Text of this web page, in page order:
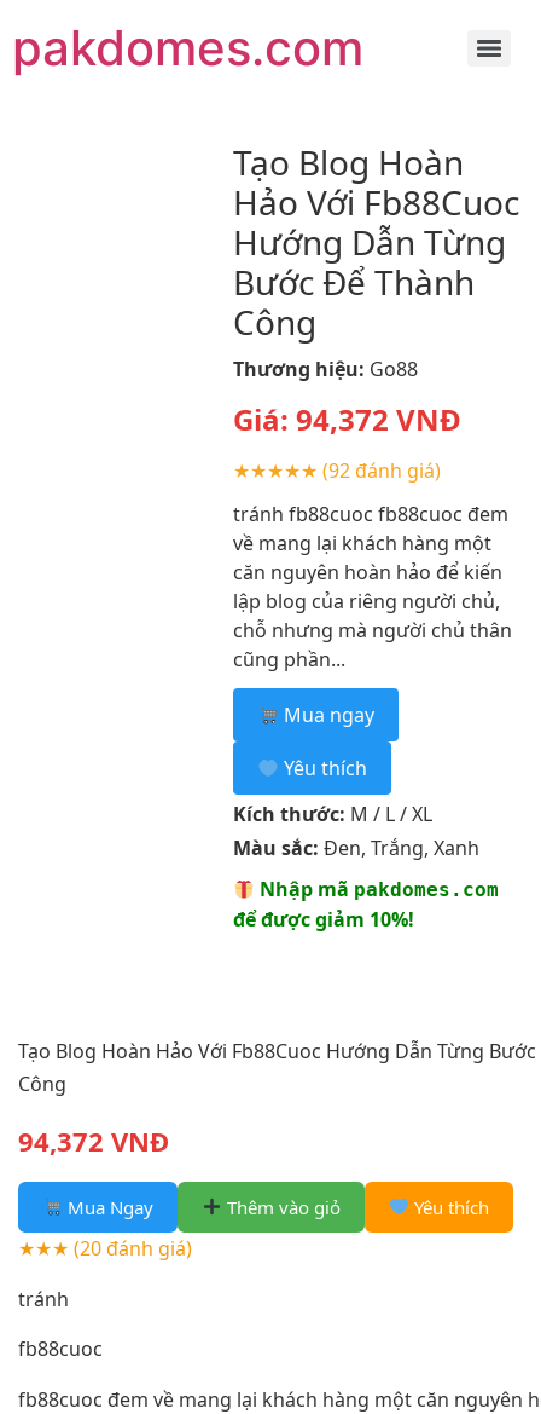
pakdomes.com
Tạo Blog Hoàn
Hảo Với Fb88Cuoc
Hướng Dẫn Từng
Bước Để Thành
Công
Thương hiệu: Go88
Giá: 94,372 VNĐ
★★★★★ (92 đánh giá)
tránh fb88cuoc fb88cuoc đem
về mang lại khách hàng một
căn nguyên hoàn hảo để kiến
lập blog của riêng người chủ,
chỗ nhưng mà người chủ thân
cũng phần...
Mua ngay
Yêu thích
Kích thước: M / L / XL
Màu sắc: Đen, Trắng, Xanh
Nhập mã pakdomes.com
để được giảm 10%!
Tạo Blog Hoàn Hảo Với Fb88Cuoc Hướng Dẫn Từng
Công
94,372 VNĐ
Mua Ngay Thêm vào giỏ Yêu thích
★★★ (20 đánh giá)
tránh
fb88cuoc
fb88cuoc đem về mang lại khách hàng một căn nguyên